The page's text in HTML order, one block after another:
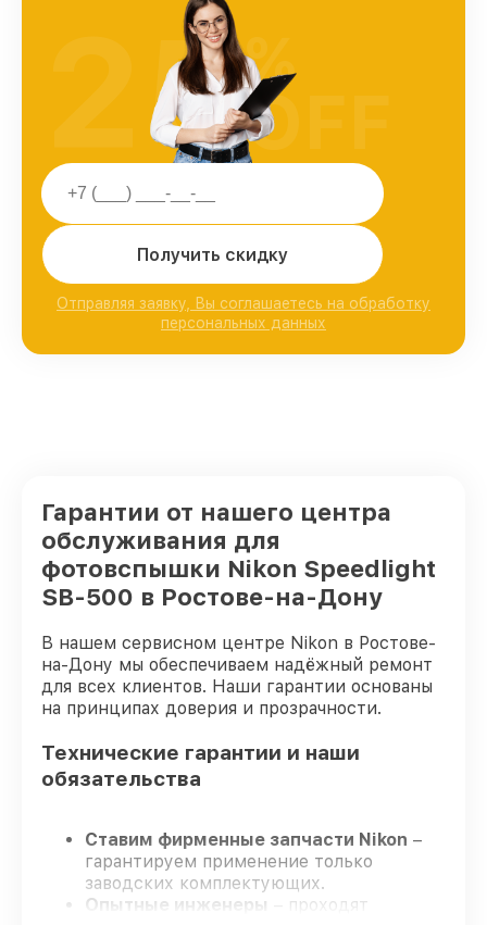
Получить скидку
Отправляя заявку, Вы соглашаетесь на обработку
персональных данных
25%
OFF
Гарантии от нашего центра
обслуживания для
фотовспышки Nikon Speedlight
SB-500 в Ростове-на-Дону
В нашем сервисном центре Nikon в Ростове-
на-Дону мы обеспечиваем надёжный ремонт
для всех клиентов. Наши гарантии основаны
на принципах доверия и прозрачности.
Технические гарантии и наши
обязательства
Ставим фирменные запчасти Nikon –
гарантируем применение только
заводских комплектующих.
Опытные инженеры
– проходят